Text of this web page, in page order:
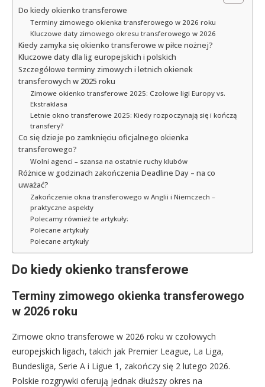
Do kiedy okienko transferowe
Terminy zimowego okienka transferowego w 2026 roku
Kluczowe daty zimowego okresu transferowego w 2026
Kiedy zamyka się okienko transferowe w piłce nożnej?
Kluczowe daty dla lig europejskich i polskich
Szczegółowe terminy zimowych i letnich okienek
transferowych w 2025 roku
Zimowe okienko transferowe 2025: Czołowe ligi Europy vs.
Ekstraklasa
Letnie okno transferowe 2025: Kiedy rozpoczynają się i kończą
transfery?
Co się dzieje po zamknięciu oficjalnego okienka
transferowego?
Wolni agenci – szansa na ostatnie ruchy klubów
Różnice w godzinach zakończenia Deadline Day – na co
uważać?
Zakończenie okna transferowego w Anglii i Niemczech –
praktyczne aspekty
Polecamy również te artykuły:
Polecane artykuły
Polecane artykuły
Do kiedy okienko transferowe
Terminy zimowego okienka transferowego
w 2026 roku
Zimowe okno transferowe w 2026 roku w czołowych
europejskich ligach, takich jak Premier League, La Liga,
Bundesliga, Serie A i Ligue 1, zakończy się 2 lutego 2026.
Polskie rozgrywki oferują jednak dłuższy okres na